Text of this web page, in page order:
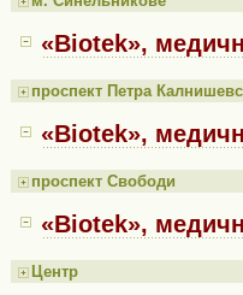
«Biotek»,
проспект Петра
«Biotek»,
проспект Свободи
«Biotek»,
Центр